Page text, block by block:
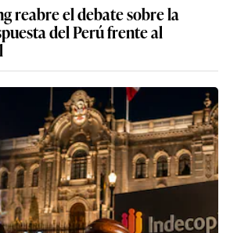
reabre el debate sobre la
del Perú frente al